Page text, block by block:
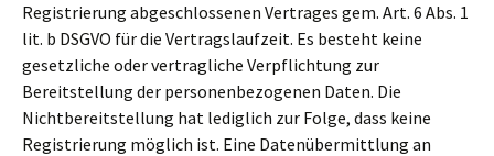
Registrierung abgeschlossenen Vertrages gem. Art. 6 Abs. 1
lit. b DSGVO für die Vertragslaufzeit. Es besteht keine
gesetzliche oder vertragliche Verpflichtung zur
Bereitstellung der personenbezogenen Daten. Die
Nichtbereitstellung hat lediglich zur Folge, dass keine
Registrierung möglich ist. Eine Datenübermittlung an